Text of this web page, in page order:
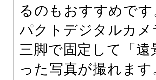
るのもおすすめで
パクトデジタルカ
三脚で固定して「
った写真が撮れま